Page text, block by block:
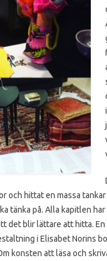
och hittat en massa
tänka på. Alla kapitlen
det blir lättare att hitta.
i Elisabet Norins
konsten att läsa och